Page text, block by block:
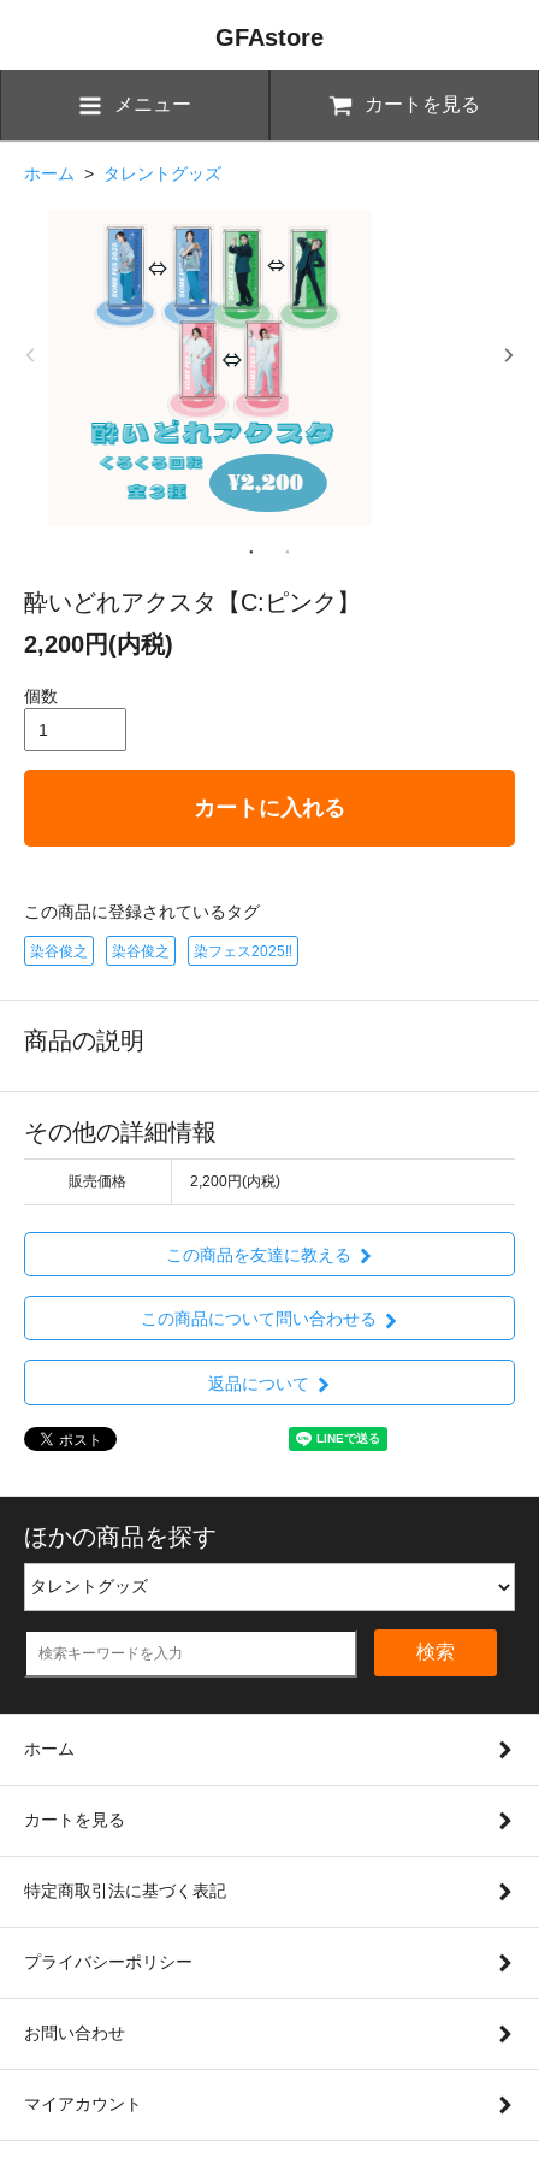
GFAstore
メニュー カートを見る
ホーム > タレントグッズ
酔いどれアクスタ【C:ピンク】
2,200円(内税)
個数
カートに入れる
この商品に登録されているタグ
染谷俊之 染谷俊之 染フェス2025‼
商品の説明
その他の詳細情報
販売価格 2,200円(内税)
この商品を友達に教える
この商品について問い合わせる
返品について
ほかの商品を探す
検索
ホーム
カートを見る
特定商取引法に基づく表記
プライバシーポリシー
お問い合わせ
マイアカウント